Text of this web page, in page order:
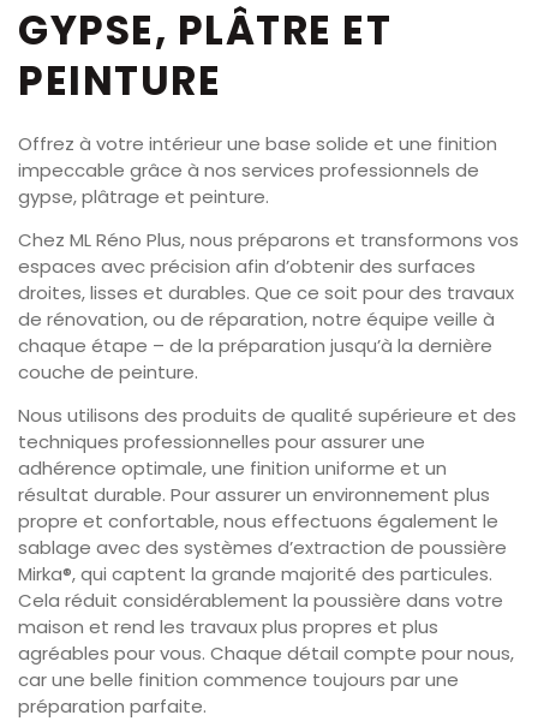
GYPSE, PLÂTRE ET
PEINTURE
Offrez à votre intérieur une base solide et une finition
impeccable grâce à nos services professionnels de
gypse, plâtrage et peinture.
Chez ML Réno Plus, nous préparons et transformons vos
espaces avec précision afin d’obtenir des surfaces
droites, lisses et durables. Que ce soit pour des travaux
de rénovation, ou de réparation, notre équipe veille à
chaque étape – de la préparation jusqu’à la dernière
couche de peinture.
Nous utilisons des produits de qualité supérieure et des
techniques professionnelles pour assurer une
adhérence optimale, une finition uniforme et un
résultat durable. Pour assurer un environnement plus
propre et confortable, nous effectuons également le
sablage avec des systèmes d’extraction de poussière
Mirka®, qui captent la grande majorité des particules.
Cela réduit considérablement la poussière dans votre
maison et rend les travaux plus propres et plus
agréables pour vous. Chaque détail compte pour nous,
car une belle finition commence toujours par une
préparation parfaite.